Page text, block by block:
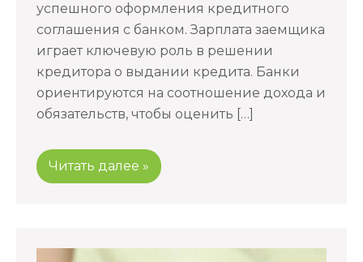
успешного оформления кредитного
соглашения с банком. Зарплата заемщика
играет ключевую роль в решении
кредитора о выдании кредита. Банки
ориентируются на соотношение дохода и
обязательств, чтобы оценить […]
Читать далее »